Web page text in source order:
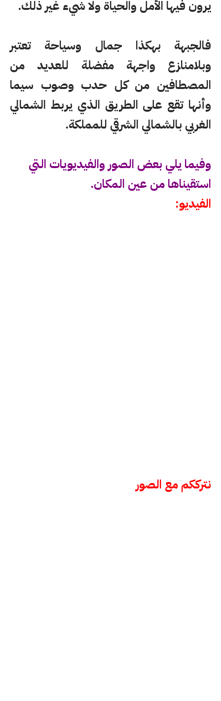
يرون فيها الأمل والحياة ولا شيء غير ذلك.
فالجبهة بهكذا جمال وسياحة تعتبر
وبلامنازع واجهة مفضلة للعديد من
المصطافين من كل حدب وصوب سيما
وأنها تقع على الطريق الذي يربط الشمالي
الغربي بالشمالي الشرقي للمملكة.
وفيما يلي بعض الصور والفيديويات التي
استقيناها من عين المكان.
الفيديو:
نترككم مع الصور